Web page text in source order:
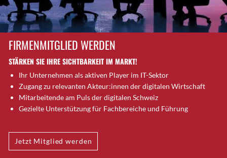
Bäretswil
Bülach
Cazis
Cham
Chur
Crissier
Davos Platz
Dietikon
Dietlikon
FIRMENMITGLIED WERDEN
STÄRKEN SIE IHRE SICHTBARKEIT IM MARKT!
Ihr Unternehmen als aktiven Player im IT-Sektor
Zugang zu relevanten Akteur:innen der digitalen Wirtschaft
Mitarbeitende am Puls der digitalen Schweiz
Gezielte Unterstützung für Fachbereiche und Führung
Jetzt Mitglied werden